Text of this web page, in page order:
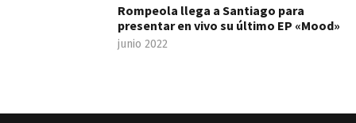
Rompeola llega a Santiago para
presentar en vivo su último EP «Mood»
junio 2022